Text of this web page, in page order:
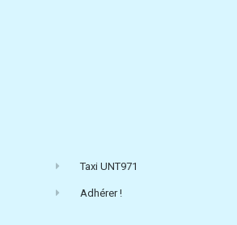
Taxi UNT971
Adhérer !